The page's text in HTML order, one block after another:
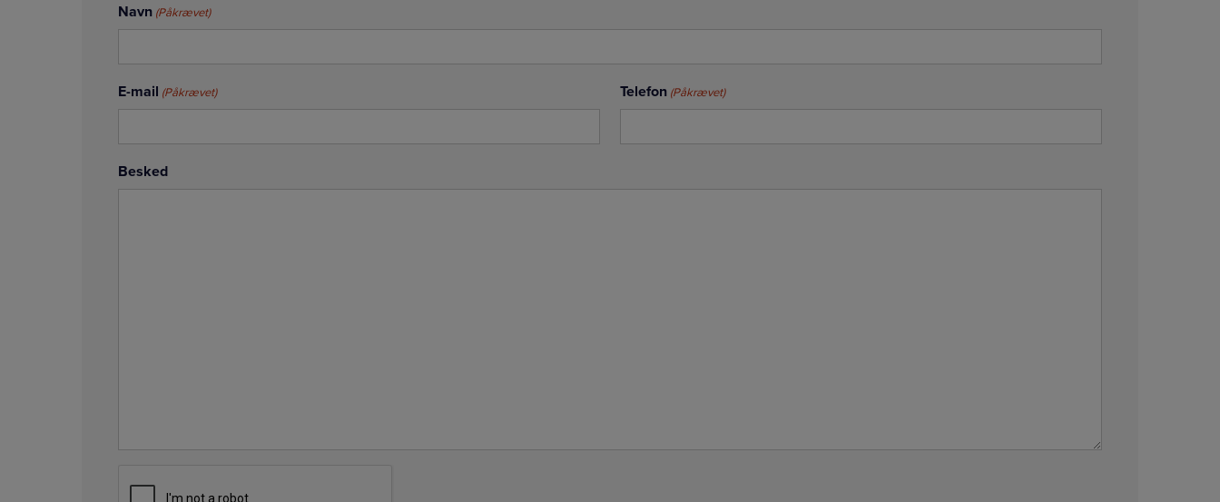
Navn (Påkrævet)
E-mail (Påkrævet) Telefon (Påkrævet)
Besked